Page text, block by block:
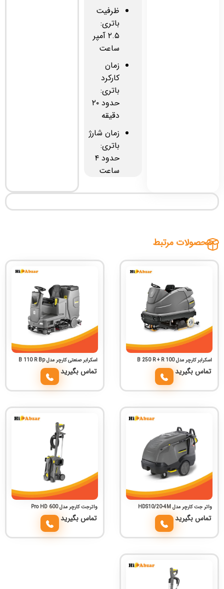
ظرفیت
باتری:
۲.۵ آمپر
ساعت
زمان
کارکرد
باتری:
حدود ۲۰
دقیقه
زمان شارژ
باتری:
حدود ۴
ساعت
محصولات مرتبط
اسکرابر کارچر مدل B 250 R + R 100
تماس بگیرید
اسکرابر صنعتی کارچر مدل B 110 R Bp
تماس بگیرید
واتر جت کارچر مدل HDS10/20-4M
تماس بگیرید
واترجت کارچر مدل Pro HD 600
تماس بگیرید